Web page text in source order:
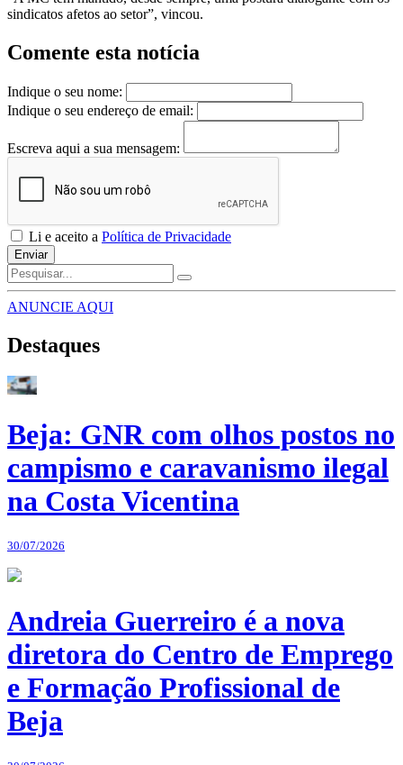
sindicatos afetos ao setor”, vincou.
Comente esta notícia
Indique o seu nome:
Indique o seu endereço de email:
Escreva aqui a sua mensagem:
Li e aceito a Política de Privacidade
Enviar
ANUNCIE AQUI
Destaques
Beja: GNR com olhos postos no
campismo e caravanismo ilegal
na Costa Vicentina
30/07/2026
Andreia Guerreiro é a nova
diretora do Centro de Emprego
e Formação Profissional de
Beja